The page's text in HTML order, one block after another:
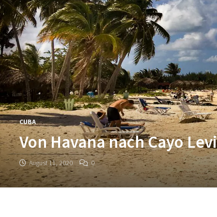
CUBA
Von Havana nach Cayo
August 11, 2020 0